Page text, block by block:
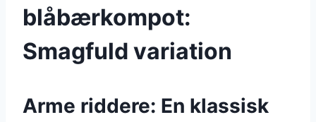
blåbærkompot:
Smagfuld variation
Arme riddere: En klassisk